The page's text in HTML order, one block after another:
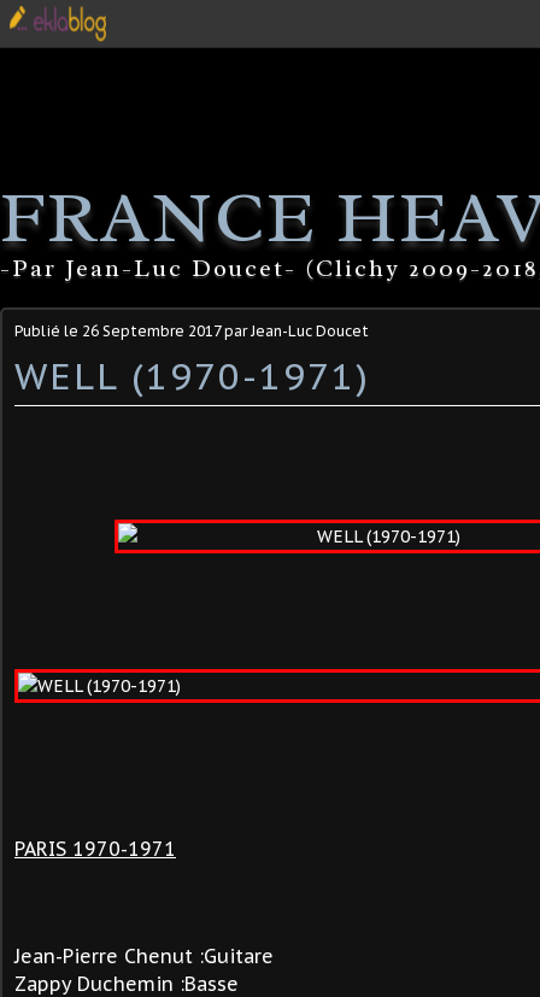
FRANCE
-Par Jean-Luc Doucet- (Clichy 2009-
Publié le 26 Septembre 2017par Jean-Luc Doucet
WELL (1970-1971)
PARIS 1970-1971
Jean-Pierre Chenut :Guitare
Zappy Duchemin :Basse